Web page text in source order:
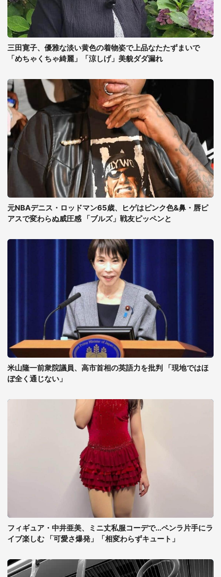
三田寛子、優雅な淡い黄色の着物姿で上品なたたずまいで
「めちゃくちゃ綺麗」「涼しげ」美貌ダダ漏れ
元NBAデニス・ロッドマン65歳、ヒゲはピンク色&鼻・唇ピ
アスで変わらぬ威圧感 「ブルズ」戦友ピッペンと
米山隆一前衆院議員、高市首相の英語力を批判 「現地ではほ
ぼ全く通じない」
フィギュア・中井亜美、ミニ丈私服コーデで...ペンラ片手にラ
イブ楽しむ 「可愛さ爆発」「相変わらずキュート」